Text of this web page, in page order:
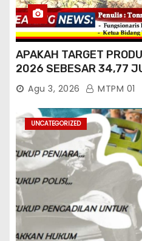
APAKAH TARGET
2026 SEBESAR 34,77
TERCAPAI ?
Agu 3, 2026 MTPM 01
UNCATEGORIZED